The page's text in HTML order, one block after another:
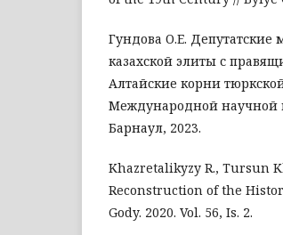
Гундова О.Е. Депутатские
казахской элиты с
Алтайские корни
Международной научной
Барнаул, 2023.
Khazretalikyzy R., Tursun
Reconstruction of the
Gody. 2020. Vol. 56, Is. 2.